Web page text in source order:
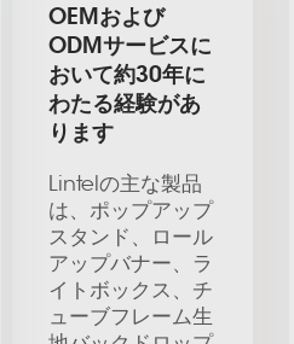
OEMおよび
ODMサービスに
おいて約30年に
わたる経験があ
ります
Lintelの主な製品
は、ポップアップ
スタンド、ロール
アップバナー、ラ
イトボックス、チ
ューブフレーム生